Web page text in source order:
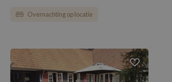
Overnachting op locatie